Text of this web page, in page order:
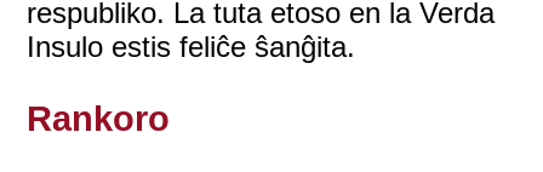
respubliko. La tuta etoso en la Verda
Insulo estis feliĉe ŝanĝita.
Rankoro